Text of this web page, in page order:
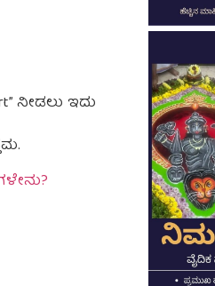
ನೀಡಲು ಇದು